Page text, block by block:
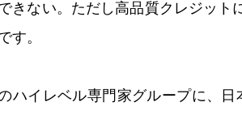
きない。ただし高品質クレジット
す。
ハイレベル専門家グループに、